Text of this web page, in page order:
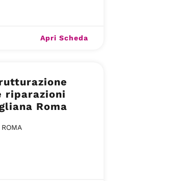
Apri Scheda
riparazioni
Roma